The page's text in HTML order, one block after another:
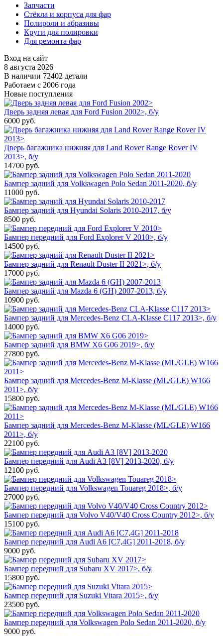
Запчасти
Стёкла и корпуса для фар
Полироли и абразивы
Круги для полировки
Для ремонта фар
Вход на сайт
8 августа 2026
В наличии 72402 детали
Работаем с 2006 года
Новые поступления
Дверь задняя левая для Ford Fusion 2002>, б/у
6000 руб.
Дверь багажника нижняя для Land Rover Range Rover IV
2013>, б/у
14700 руб.
Бампер задний для Volkswagen Polo Sedan 2011-2020, б/у
11000 руб.
Бампер задний для Hyundai Solaris 2010-2017, б/у
8500 руб.
Бампер передний для Ford Explorer V 2010>, б/у
14500 руб.
Бампер задний для Renault Duster II 2021>, б/у
17000 руб.
Бампер задний для Mazda 6 (GH) 2007-2013, б/у
10900 руб.
Бампер задний для Mercedes-Benz CLA-Klasse C117 2013>, б/у
14000 руб.
Бампер задний для BMW X6 G06 2019>, б/у
27800 руб.
Бампер задний для Mercedes-Benz M-Klasse (ML/GLE) W166
2011>, б/у
15800 руб.
Бампер задний для Mercedes-Benz M-Klasse (ML/GLE) W166
2011>, б/у
22100 руб.
Бампер передний для Audi A3 [8V] 2013-2020, б/у
12100 руб.
Бампер передний для Volkswagen Touareg 2018>, б/у
27000 руб.
Бампер передний для Volvo V40/V40 Cross Country 2012>, б/у
15100 руб.
Бампер передний для Audi A6 [C7,4G] 2011-2018, б/у
9000 руб.
Бампер передний для Subaru XV 2017>, б/у
15800 руб.
Бампер передний для Suzuki Vitara 2015>, б/у
23500 руб.
Бампер передний для Volkswagen Polo Sedan 2011-2020, б/у
9000 руб.